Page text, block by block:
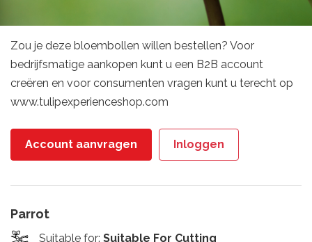
Zou je deze bloembollen willen bestellen? Voor
bedrijfsmatige aankopen kunt u een B2B account
creëren en voor consumenten vragen kunt u terecht op
www.tulipexperienceshop.com
Account aanvragen Inloggen
Parrot
Suitable for: Suitable For Cutting